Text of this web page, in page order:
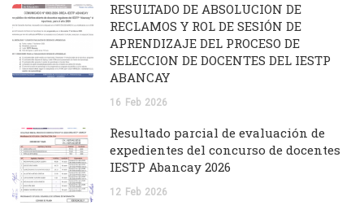
RESULTADO DE ABSOLUCIÓN DE
RECLAMOS Y ROL DE SESIÓN DE
APRENDIZAJE DEL PROCESO DE
SELECCION DE DOCENTES DEL IESTP
ABANCAY
16 Feb 2026
Resultado parcial de evaluación de
expedientes del concurso de docentes
IESTP Abancay 2026
12 Feb 2026